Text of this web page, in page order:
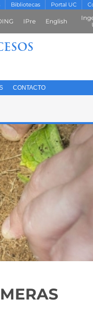
Bibliotecas Portal UC
IPre English
CONTACTO